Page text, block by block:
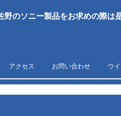
野のソニー製品をお求めの際は
アクセス お問い合わせ ウ